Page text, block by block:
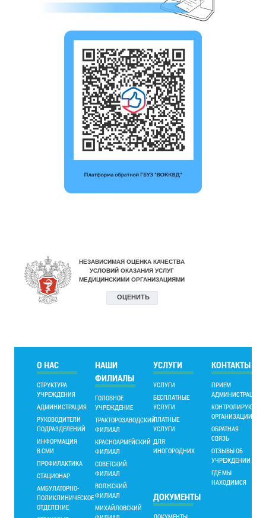
О НАС
СТРУКТУРА
УЧРЕЖДЕНИЯ
АДМИНИСТРАЦИЯ
РУКОВОДИТЕЛИ
ПОДРАЗДЕЛЕНИЙ
ИНФОРМАЦИЯ
В СМИ
ПРОФИЛАКТИКА
СТАЦИОНАР
АМБУЛАТОРНО-
ПОЛИКЛИНИЧЕСКОЕ
ОТДЕЛЕНИЕ
НАШИ
ФИЛИАЛЫ
ГОЛОВНОЕ
УЧРЕЖДЕНИЕ
ТРАКТОРОЗАВОДСКИЙ
ФИЛИАЛ
КРАСНОАРМЕЙСКИЙ
ФИЛИАЛ
СОВЕТСКИЙ
ФИЛИАЛ
ВОЛЖСКИЙ
ФИЛИАЛ
МИХАЙЛОВСКИЙ
УСЛУГИ
УСЛУГИ
БЕСПЛАТНЫЕ
УСЛУГИ
ПЛАТНЫЕ
УСЛУГИ
ДЛЯ
ИНОГОРОДНИХ
КОНТАКТЫ
ПРИЕМ
АДМИНИСТРАЦИИ
КОНТРОЛИРУЮЩИЕ
ОРГАНИЗАЦИИ
ОБРАТНАЯ
СВЯЗЬ
ОТЗЫВЫ ОБ
УЧРЕЖДЕНИИ
ГДЕ МЫ
НАХОДИМСЯ
ДОКУМЕНТЫ